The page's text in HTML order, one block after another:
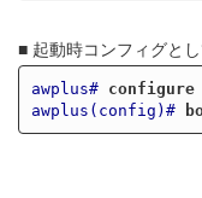
■ 起動時コンフィグと
awplus# configure
awplus(config)#